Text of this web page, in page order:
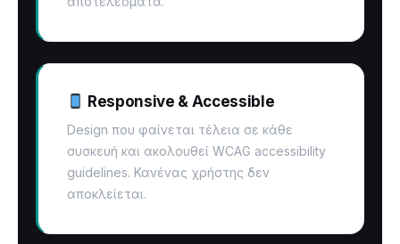
Responsive & Accessible
Design που φαίνεται τέλεια σε κάθε
συσκευή και ακολουθεί WCAG accessibility
guidelines. Κανένας χρήστης δεν
αποκλείεται.